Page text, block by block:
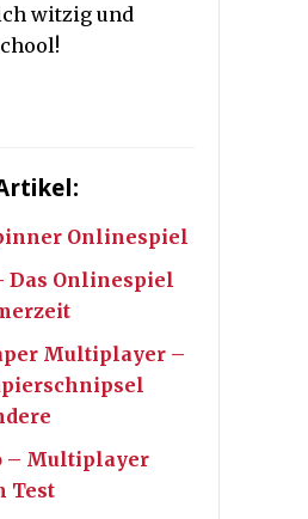
witzig und
Onlinespiel
Das Onlinespiel
Multiplayer –
– Multiplayer
Test